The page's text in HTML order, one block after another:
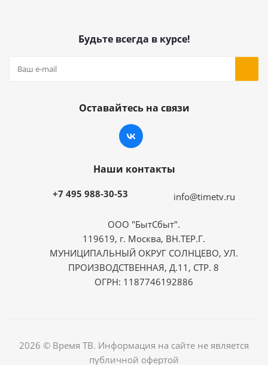
Будьте всегда в курсе!
Оставайтесь на связи
Наши контакты
+7 495 988-30-53 info@timetv.ru
ООО "БытСбыт".
119619, г. Москва, ВН.ТЕР.Г.
МУНИЦИПАЛЬНЫЙ ОКРУГ СОЛНЦЕВО, УЛ.
ПРОИЗВОДСТВЕННАЯ, Д.11, СТР. 8
ОГРН: 1187746192886
2026 © Время ТВ. Информация на сайте не является
публичной офертой